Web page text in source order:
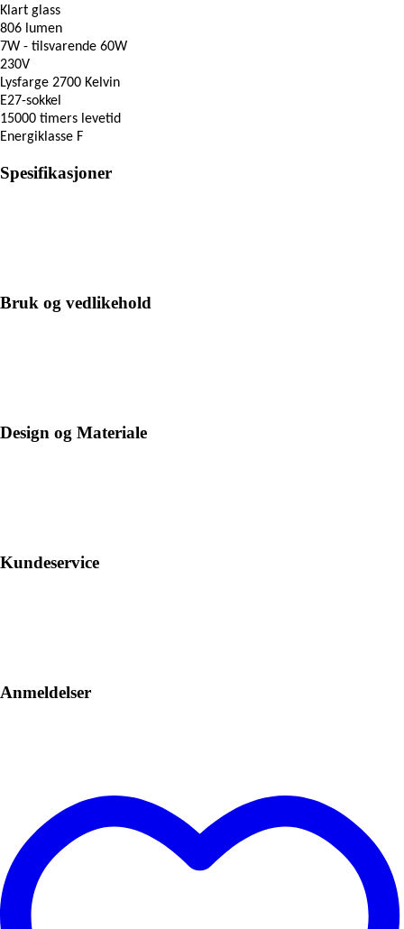
Klart glass
806 lumen
7W - tilsvarende 60W
230V
Lysfarge 2700 Kelvin
E27-sokkel
15000 timers levetid
Energiklasse F
Spesifikasjoner
Bruk og vedlikehold
Design og Materiale
Kundeservice
Anmeldelser